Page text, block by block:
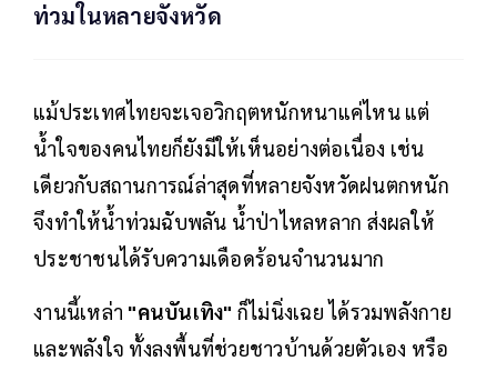
ท่วมในหลายจังหวัด
แม้ประเทศไทยจะเจอวิกฤตหนักหนาแค่ไหน แต่
น้ำใจของคนไทยก็ยังมีให้เห็นอย่างต่อเนื่อง เช่น
เดียวกับสถานการณ์ล่าสุดที่หลายจังหวัดฝนตกหนัก
จึงทำให้น้ำท่วมฉับพลัน น้ำป่าไหลหลาก ส่งผลให้
ประชาชนได้รับความเดือดร้อนจำนวนมาก
งานนี้เหล่า "คนบันเทิง" ก็ไม่นิ่งเฉย ได้รวมพลังกาย
และพลังใจ ทั้งลงพื้นที่ช่วยชาวบ้านด้วยตัวเอง หรือ